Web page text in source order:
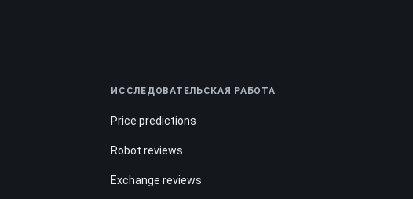
ИССЛЕДОВАТЕЛЬСКАЯ РАБОТА
Price predictions
Robot reviews
Exchange reviews